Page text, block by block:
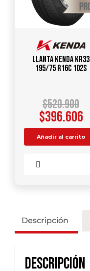
Llanta KENDA KR33
195/75 R16C 102S
$520.900
$396.606
Añadir al carrito
Descripción
Descripción